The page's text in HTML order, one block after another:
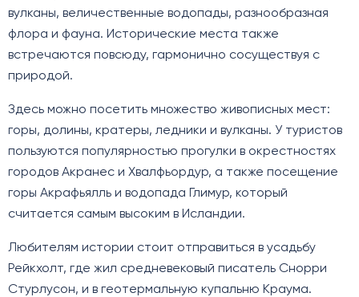
вулканы, величественные водопады, разнообразная
флора и фауна. Исторические места также
встречаются повсюду, гармонично сосуществуя с
природой.
Здесь можно посетить множество живописных мест:
горы, долины, кратеры, ледники и вулканы. У туристов
пользуются популярностью прогулки в окрестностях
городов Акранес и Хвалфьордур, а также посещение
горы Акрафьялль и водопада Глимур, который
считается самым высоким в Исландии.
Любителям истории стоит отправиться в усадьбу
Рейкхолт, где жил средневековый писатель Снорри
Стурлусон, и в геотермальную купальню Краума.